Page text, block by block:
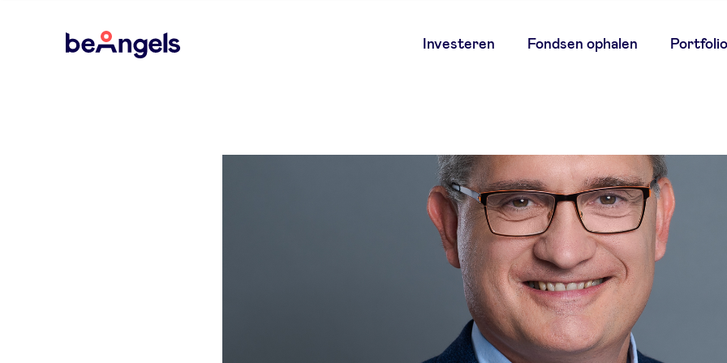
BeAngels
Main
Investeren Fondsen ophalen Portfolio